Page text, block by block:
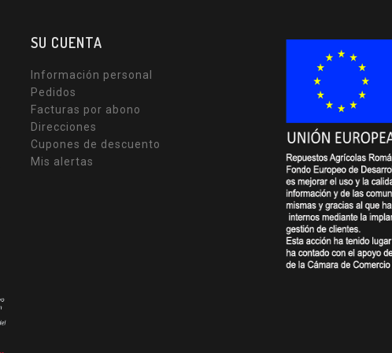
SU CUENTA
Información personal
Pedidos
Facturas por abono
Direcciones
Cupones de descuento
Mis alertas